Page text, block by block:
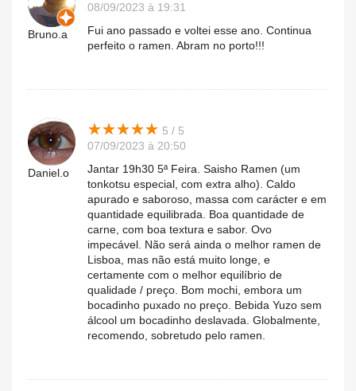
Bruno.a
08/09/2023 à 19:31
Fui ano passado e voltei esse ano. Continua
perfeito o ramen. Abram no porto!!!
Daniel.o
★★★★★
★★★★★ 5 / 5
07/09/2023 à 20:50
Jantar 19h30 5ª Feira. Saisho Ramen (um
tonkotsu especial, com extra alho). Caldo
apurado e saboroso, massa com carácter e em
quantidade equilibrada. Boa quantidade de
carne, com boa textura e sabor. Ovo
impecável. Não será ainda o melhor ramen de
Lisboa, mas não está muito longe, e
certamente com o melhor equilíbrio de
qualidade / preço. Bom mochi, embora um
bocadinho puxado no preço. Bebida Yuzo sem
álcool um bocadinho deslavada. Globalmente,
recomendo, sobretudo pelo ramen.